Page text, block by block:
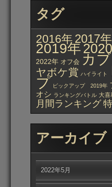
タグ
2016年 2017年
2019年
2022年 オフ会 カ
ヤボケ賞 ハイライト
プ ピックアップ 2019年
オシ ランキングバトル 大喜
月間ランキング
アーカイブ
2022年5月